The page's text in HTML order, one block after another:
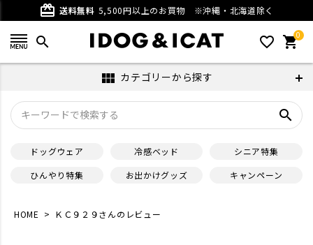
card_giftcard 送料無料 5,500円以上のお買物 ※沖縄・北海道除く
search favorite_outline 0
shopping_cart
view_module カテゴリーから探す
search
ドッグウェア 冷感ベッド
シニア特集
ひんやり特集
お出かけグッズ キャンペーン
HOME ＫＣ９２９さんのレビュー